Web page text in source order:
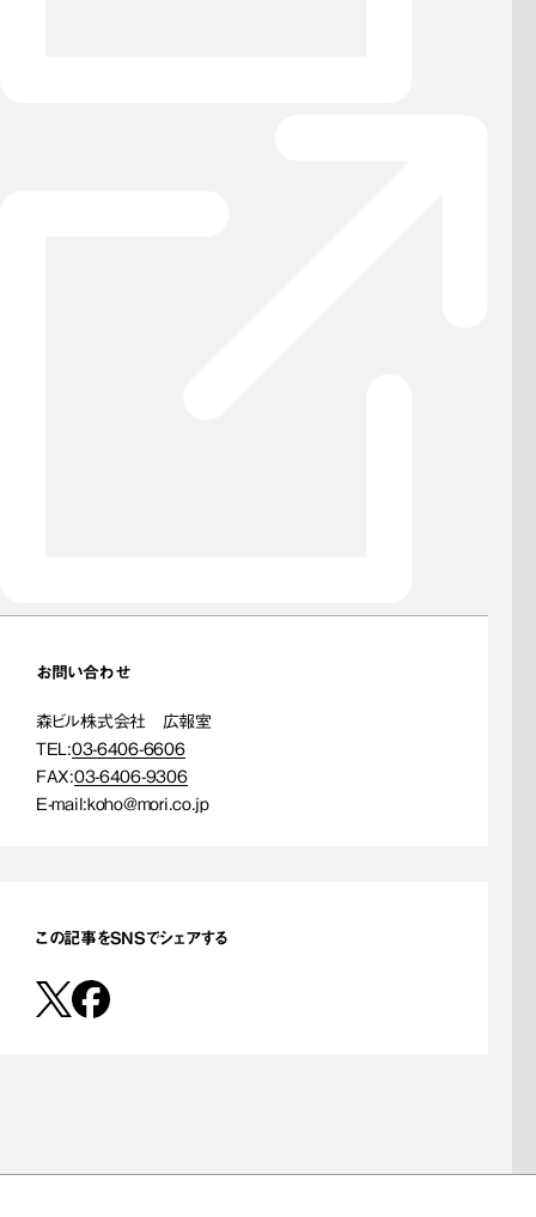
お問い合わせ
森ビル株式会社 広報室
TEL:03-6406-6606
FAX:03-6406-9306
E-mail:koho@mori.co.jp
この記事をSNSでシェアする